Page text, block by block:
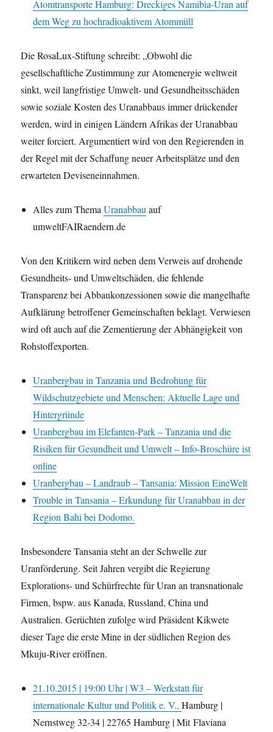
Atomtransporte Hamburg: Dreckiges Namibia-Uran auf
dem Weg zu hochradioaktivem Atommüll
Die RosaLux-Stiftung schreibt: „Obwohl die
gesellschaftliche Zustimmung zur Atomenergie weltweit
sinkt, weil langfristige Umwelt- und Gesundheitsschäden
sowie soziale Kosten des Uranabbaus immer drückender
werden, wird in einigen Ländern Afrikas der Uranabbau
weiter forciert. Argumentiert wird von den Regierenden in
der Regel mit der Schaffung neuer Arbeitsplätze und den
erwarteten Deviseneinnahmen.
Alles zum ThemaUranabbauauf
umweltFAIRaendern.de
Von den Kritikern wird neben dem Verweis auf drohende
Gesundheits- und Umweltschäden, die fehlende
Transparenz bei Abbaukonzessionen sowie die mangelhafte
Aufklärung betroffener Gemeinschaften beklagt. Verwiesen
wird oft auch auf die Zementierung der Abhängigkeit von
Rohstoffexporten.
Uranbergbau in Tanzania und Bedrohung für
Wildschutzgebiete und Menschen: Aktuelle Lage und
Hintergründe
Uranbergbau im Elefanten-Park – Tanzania und die
Risiken für Gesundheit und Umwelt – Info-Broschüre ist
online
Uranbergbau – Landraub – Tansania: Mission EineWelt
Trouble in Tansania – Erkundung für Uranabbau in der
Region Bahi bei Dodomo.
Insbesondere Tansania steht an der Schwelle zur
Uranförderung. Seit Jahren vergibt die Regierung
Explorations- und Schürfrechte für Uran an transnationale
Firmen, bspw. aus Kanada, Russland, China und
Australien. Gerüchten zufolge wird Präsident Kikwete
dieser Tage die erste Mine in der südlichen Region des
Mkuju-River eröffnen.
21.10.2015 | 19:00 Uhr | W3 – Werkstatt für
internationale Kultur und Politik e. V.,Hamburg |
Nernstweg 32-34 | 22765 Hamburg | Mit Flaviana